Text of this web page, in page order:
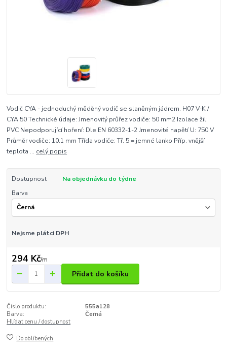
Vodič CYA - jednoduchý měděný vodič se slaněným jádrem. H07 V-K /
CYA 50 Technické údaje: Jmenovitý průřez vodiče: 50 mm2 Izolace žil:
PVC Nepodporující hoření: Dle EN 60332-1-2 Jmenovité napětí U: 750 V
Průměr vodiče: 10.1 mm Třída vodiče: Tř. 5 = jemné lanko Příp. vnější
teplota ... celý popis
Dostupnost
Na objednávku do týdne
Barva
Nejsme plátci DPH
294 Kč/m
Přidat do košíku
Číslo produktu:
555a128
Barva:
Černá
Hlídat cenu / dostupnost
Do oblíbených